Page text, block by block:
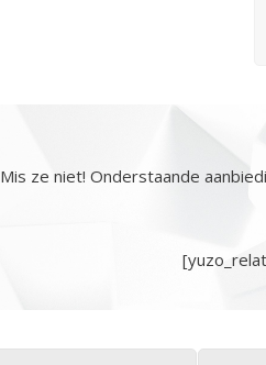
Mis ze niet! Onderstaande